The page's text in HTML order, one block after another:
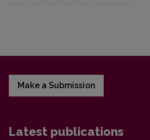
Make a Submission
Latest publications